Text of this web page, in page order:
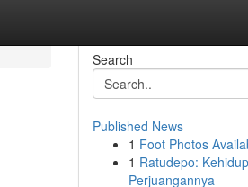
Search
Published News
1 Foot Photos
1 Ratudepo:
Perjuangannya